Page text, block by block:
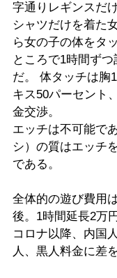
字通りレギンスだ
シャツだけを着た
ら女の子の体をタ
ところで1時間ず
だ。 体タッチは胸
キス50パーセント
金交渉。
エッチは不可能で
シ）の質はエッチ
である。
全体的の遊び費用
後。1時間延長2万
コロナ以降、内国
人、黒人料金に差